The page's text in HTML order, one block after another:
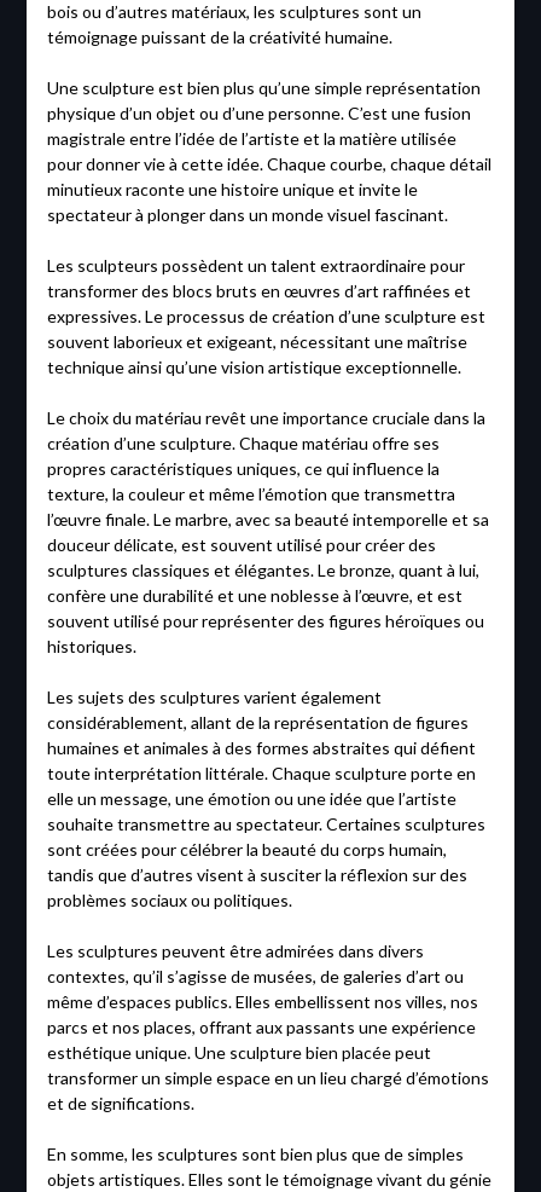
bois ou d’autres matériaux, les sculptures sont un
témoignage puissant de la créativité humaine.
Une sculpture est bien plus qu’une simple représentation
physique d’un objet ou d’une personne. C’est une fusion
magistrale entre l’idée de l’artiste et la matière utilisée
pour donner vie à cette idée. Chaque courbe, chaque détail
minutieux raconte une histoire unique et invite le
spectateur à plonger dans un monde visuel fascinant.
Les sculpteurs possèdent un talent extraordinaire pour
transformer des blocs bruts en œuvres d’art raffinées et
expressives. Le processus de création d’une sculpture est
souvent laborieux et exigeant, nécessitant une maîtrise
technique ainsi qu’une vision artistique exceptionnelle.
Le choix du matériau revêt une importance cruciale dans la
création d’une sculpture. Chaque matériau offre ses
propres caractéristiques uniques, ce qui influence la
texture, la couleur et même l’émotion que transmettra
l’œuvre finale. Le marbre, avec sa beauté intemporelle et sa
douceur délicate, est souvent utilisé pour créer des
sculptures classiques et élégantes. Le bronze, quant à lui,
confère une durabilité et une noblesse à l’œuvre, et est
souvent utilisé pour représenter des figures héroïques ou
historiques.
Les sujets des sculptures varient également
considérablement, allant de la représentation de figures
humaines et animales à des formes abstraites qui défient
toute interprétation littérale. Chaque sculpture porte en
elle un message, une émotion ou une idée que l’artiste
souhaite transmettre au spectateur. Certaines sculptures
sont créées pour célébrer la beauté du corps humain,
tandis que d’autres visent à susciter la réflexion sur des
problèmes sociaux ou politiques.
Les sculptures peuvent être admirées dans divers
contextes, qu’il s’agisse de musées, de galeries d’art ou
même d’espaces publics. Elles embellissent nos villes, nos
parcs et nos places, offrant aux passants une expérience
esthétique unique. Une sculpture bien placée peut
transformer un simple espace en un lieu chargé d’émotions
et de significations.
En somme, les sculptures sont bien plus que de simples
objets artistiques. Elles sont le témoignage vivant du génie